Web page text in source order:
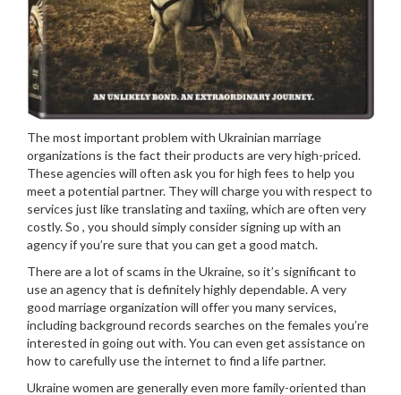
The most important problem with Ukrainian marriage
organizations is the fact their products are very high-priced.
These agencies will often ask you for high fees to help you
meet a potential partner. They will charge you with respect to
services just like translating and taxiing, which are often very
costly. So , you should simply consider signing up with an
agency if you’re sure that you can get a good match.
There are a lot of scams in the Ukraine, so it’s significant to
use an agency that is definitely highly dependable. A very
good marriage organization will offer you many services,
including background records searches on the females you’re
interested in going out with. You can even get assistance on
how to carefully use the internet to find a life partner.
Ukraine women are generally even more family-oriented than